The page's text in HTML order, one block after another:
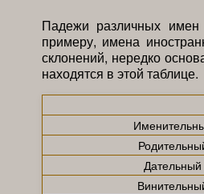
Падежи различных имен
примеру, имена
склонений, нередко
находятся в этой таблице.
Дательный